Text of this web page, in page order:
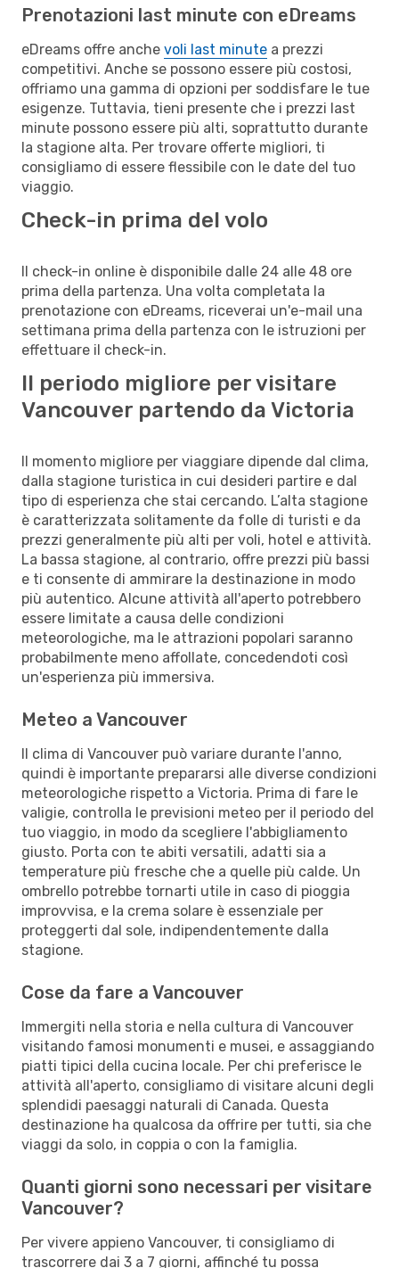
Prenotazioni last minute con eDreams
eDreams offre anche voli last minute a prezzi
competitivi. Anche se possono essere più costosi,
offriamo una gamma di opzioni per soddisfare le tue
esigenze. Tuttavia, tieni presente che i prezzi last
minute possono essere più alti, soprattutto durante
la stagione alta. Per trovare offerte migliori, ti
consigliamo di essere flessibile con le date del tuo
viaggio.
Check-in prima del volo
Il check-in online è disponibile dalle 24 alle 48 ore
prima della partenza. Una volta completata la
prenotazione con eDreams, riceverai un'e-mail una
settimana prima della partenza con le istruzioni per
effettuare il check-in.
Il periodo migliore per visitare
Vancouver partendo da Victoria
Il momento migliore per viaggiare dipende dal clima,
dalla stagione turistica in cui desideri partire e dal
tipo di esperienza che stai cercando. L’alta stagione
è caratterizzata solitamente da folle di turisti e da
prezzi generalmente più alti per voli, hotel e attività.
La bassa stagione, al contrario, offre prezzi più bassi
e ti consente di ammirare la destinazione in modo
più autentico. Alcune attività all'aperto potrebbero
essere limitate a causa delle condizioni
meteorologiche, ma le attrazioni popolari saranno
probabilmente meno affollate, concedendoti così
un'esperienza più immersiva.
Meteo a Vancouver
Il clima di Vancouver può variare durante l'anno,
quindi è importante prepararsi alle diverse condizioni
meteorologiche rispetto a Victoria. Prima di fare le
valigie, controlla le previsioni meteo per il periodo del
tuo viaggio, in modo da scegliere l'abbigliamento
giusto. Porta con te abiti versatili, adatti sia a
temperature più fresche che a quelle più calde. Un
ombrello potrebbe tornarti utile in caso di pioggia
improvvisa, e la crema solare è essenziale per
proteggerti dal sole, indipendentemente dalla
stagione.
Cose da fare a Vancouver
Immergiti nella storia e nella cultura di Vancouver
visitando famosi monumenti e musei, e assaggiando
piatti tipici della cucina locale. Per chi preferisce le
attività all'aperto, consigliamo di visitare alcuni degli
splendidi paesaggi naturali di Canada. Questa
destinazione ha qualcosa da offrire per tutti, sia che
viaggi da solo, in coppia o con la famiglia.
Quanti giorni sono necessari per visitare
Vancouver?
Per vivere appieno Vancouver, ti consigliamo di
trascorrere dai 3 a 7 giorni, affinché tu possa